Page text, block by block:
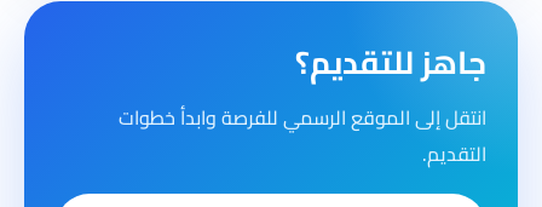
جاهز للتقديم؟
انتقل إلى الموقع الرسمي للفرصة وابدأ خطوات
التقديم.